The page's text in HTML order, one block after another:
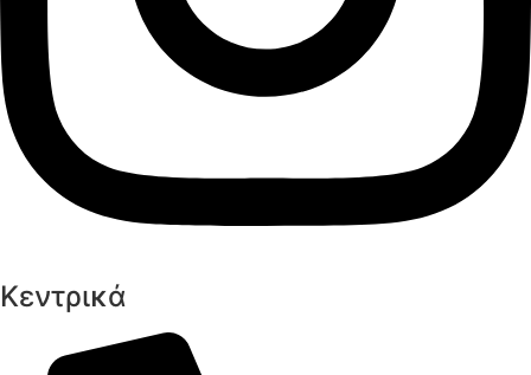
Κεντρικά